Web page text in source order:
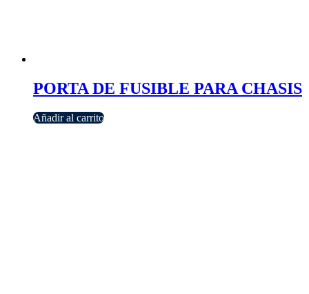
PORTA DE FUSIBLE PARA CHASIS
Añadir al carrito